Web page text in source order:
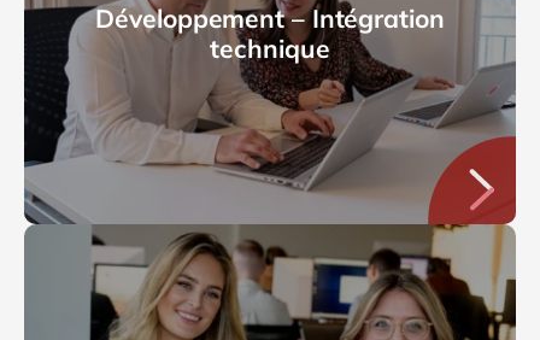
Développement – Intégration
technique